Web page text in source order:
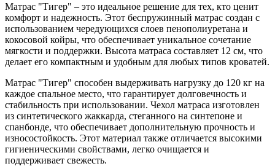
Матрас "Тигер" – это идеальное решение для тех, кто ценит
комфорт и надежность. Этот беспружинный матрас создан с
использованием чередующихся слоев пенополиуретана и
кокосовой койры, что обеспечивает уникальное сочетание
мягкости и поддержки. Высота матраса составляет 12 см, что
делает его компактным и удобным для любых типов кроватей.
Матрас "Тигер" способен выдерживать нагрузку до 120 кг на
каждое спальное место, что гарантирует долговечность и
стабильность при использовании. Чехол матраса изготовлен
из синтетического жаккарда, стеганного на синтепоне и
спанбонде, что обеспечивает дополнительную прочность и
износостойкость. Этот материал также отличается высокими
гигиеническими свойствами, легко очищается и
поддерживает свежесть.